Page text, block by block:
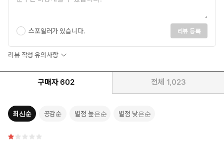
스포일러가 있습니다. 리뷰 등록
리뷰 작성 유의사항
구매자 602 전체 1,023
최신순 공감순 별점 높은순 별점 낮은순